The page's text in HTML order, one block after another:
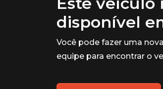
disponível
Você pode fazer uma
equipe para encontrar o